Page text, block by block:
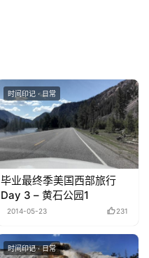
时间印记 · 日常
毕业最终季美国西部旅行
Day 3 – 黄石公园1
2014-05-23 231
时间印记 · 日常